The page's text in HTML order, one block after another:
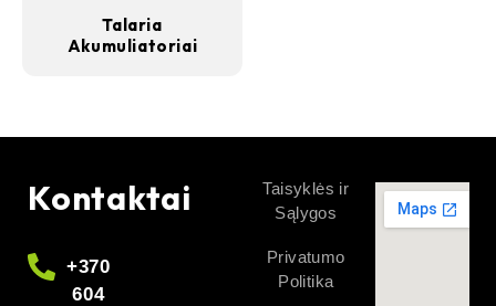
Talaria
Akumuliatoriai
Kontaktai
+370
604
Taisyklės ir
Sąlygos
Privatumo
Politika